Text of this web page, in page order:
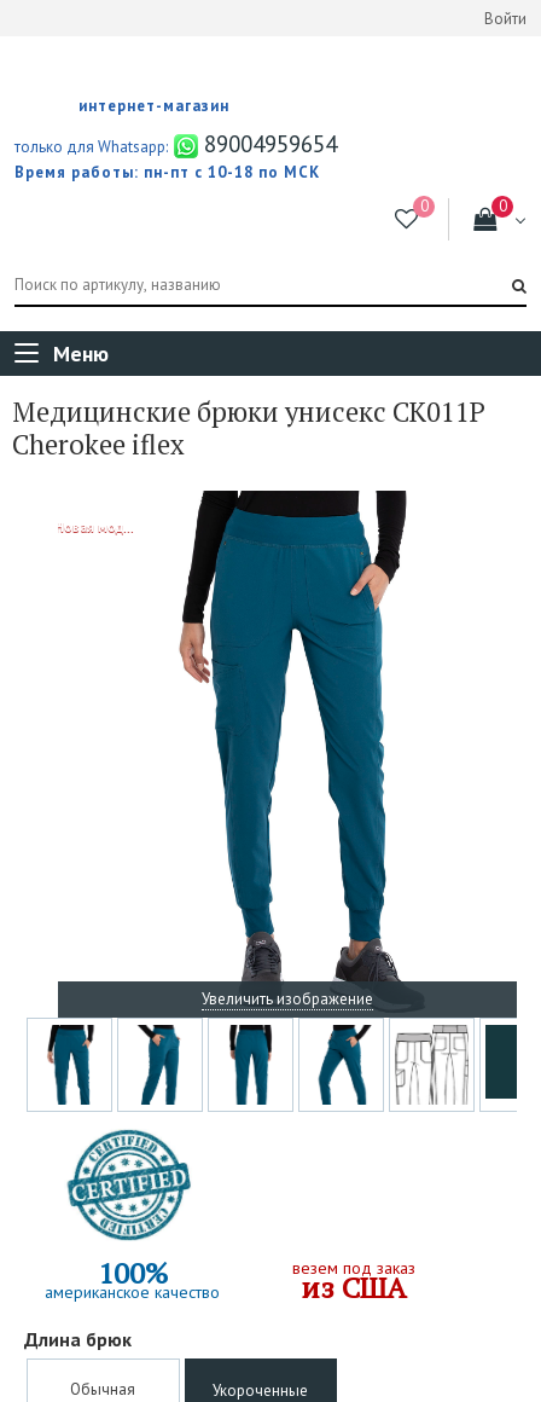
Войти
интернет-магазин
только для Whatsapp:
89004959654
Время работы: пн-пт с 10-18 по МСК
Меню
Медицинские брюки унисекс CK011P
Cherokee iflex
Увеличить изображение
100%
американское качество
везем под заказ
из США
Длина брюк
Обычная
Укороченные